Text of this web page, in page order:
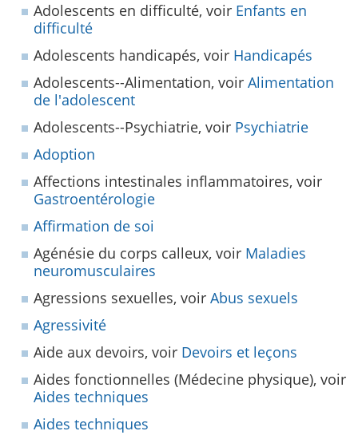
Adolescents en difficulté, voir Enfants en
difficulté
Adolescents handicapés, voir Handicapés
Adolescents--Alimentation, voir Alimentation
de l'adolescent
Adolescents--Psychiatrie, voir Psychiatrie
Adoption
Affections intestinales inflammatoires, voir
Gastroentérologie
Affirmation de soi
Agénésie du corps calleux, voir Maladies
neuromusculaires
Agressions sexuelles, voir Abus sexuels
Agressivité
Aide aux devoirs, voir Devoirs et leçons
Aides fonctionnelles (Médecine physique), voir
Aides techniques
Aides techniques